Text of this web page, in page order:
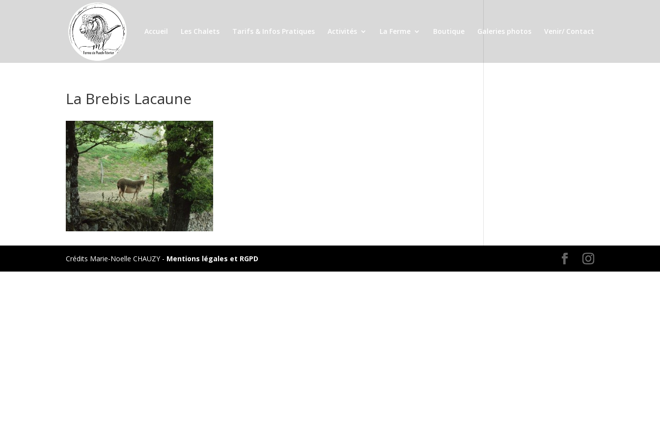
Accueil Les Chalets Tarifs & Infos Pratiques Activités La Ferme Boutique Galeries photos Venir/ Contact
La Brebis Lacaune
Crédits Marie-Noelle CHAUZY - Mentions légales et RGPD